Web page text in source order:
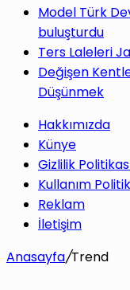
Model Türk
buluşturdu
Ters Laleleri
Değişen
Düşünmek
Hakkımızda
Künye
Gizlilik
Kullanım
Reklam
İletişim
Anasayfa/Trend